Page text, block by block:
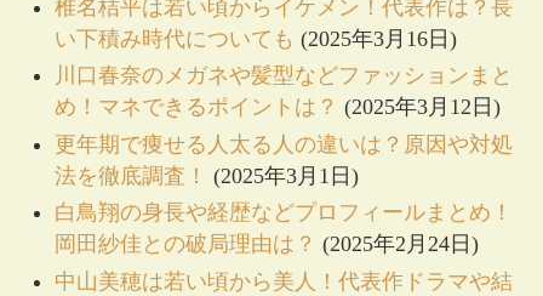
椎名桔平は若い頃からイケメン！代表作は？長
い下積み時代についても (2025年3月16日)
川口春奈のメガネや髪型などファッションまと
め！マネできるポイントは？ (2025年3月12日)
更年期で痩せる人太る人の違いは？原因や対処
法を徹底調査！
(2025年3月1日)
白鳥翔の身長や経歴などプロフィールまとめ！
岡田紗佳との破局理由は？ (2025年2月24日)
中山美穂は若い頃から美人！代表作ドラマや結